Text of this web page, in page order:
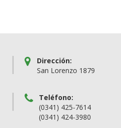
Dirección:
San Lorenzo 1879
Teléfono:
(0341) 425-7614
(0341) 424-3980